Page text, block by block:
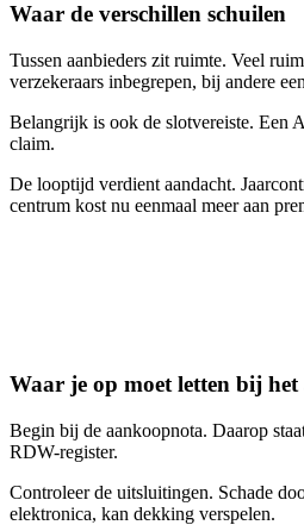
Waar de verschillen schuilen
Tussen aanbieders zit ruimte. Veel
verzekeraars inbegrepen, bij andere
Belangrijk is ook de slotvereiste. Een
claim.
De looptijd verdient aandacht.
centrum kost nu eenmaal meer aan
Waar je op moet letten bij het
Begin bij de aankoopnota. Daarop
RDW-register.
Controleer de uitsluitingen. Schade
elektronica, kan dekking verspelen.